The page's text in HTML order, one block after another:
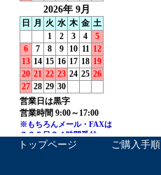
トップページ ご購入手順